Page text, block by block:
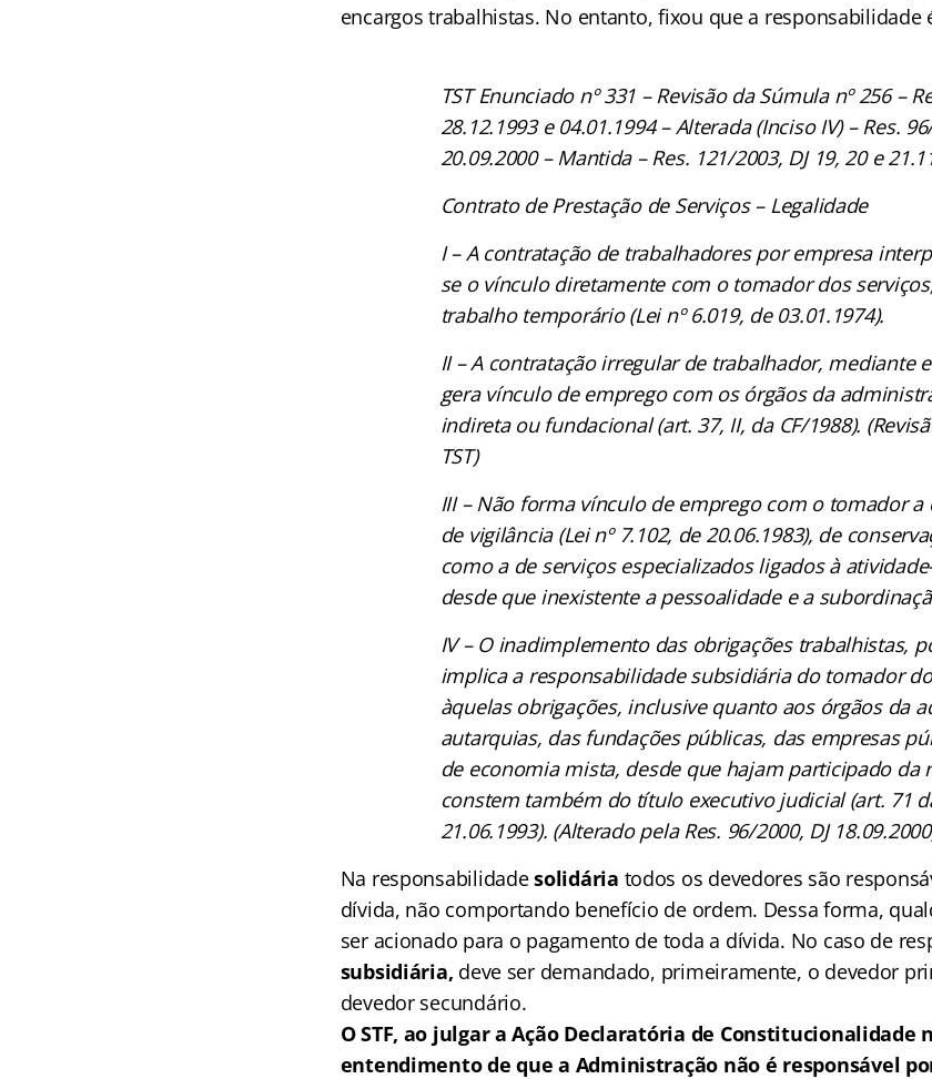
encargos trabalhistas. No entanto, fixou que a responsabilidade é
TST Enunciado nº 331 – Revisão da Súmula nº 256 –
28.12.1993 e 04.01.1994 – Alterada (Inciso IV) – Res.
20.09.2000 – Mantida – Res. 121/2003, DJ 19, 20 e
Contrato de Prestação de Serviços – Legalidade
I – A contratação de trabalhadores por empresa
se o vínculo diretamente com o tomador dos
trabalho temporário (Lei nº 6.019, de 03.01.1974).
II – A contratação irregular de trabalhador, mediante
gera vínculo de emprego com os órgãos da
indireta ou fundacional (art. 37, II, da CF/1988).
TST)
III – Não forma vínculo de emprego com o tomador a
de vigilância (Lei nº 7.102, de 20.06.1983), de
como a de serviços especializados ligados à
desde que inexistente a pessoalidade e a
IV – O inadimplemento das obrigações trabalhistas,
implica a responsabilidade subsidiária do tomador
àquelas obrigações, inclusive quanto aos órgãos da
autarquias, das fundações públicas, das empresas
de economia mista, desde que hajam participado da
constem também do título executivo judicial (art. 71
21.06.1993). (Alterado pela Res. 96/2000, DJ
Na responsabilidadesolidária todos os devedores são
dívida, não comportando benefício de ordem. Dessa forma,
ser acionado para o pagamento de toda a dívida. No caso de
subsidiária, deve ser demandado, primeiramente, o devedor
devedor secundário.
O STF, ao julgar a Ação Declaratória de Constitucionalidade
entendimento de que a Administração não é responsável